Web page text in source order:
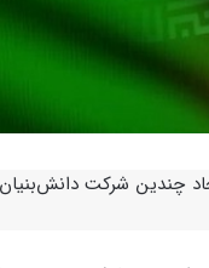
چندین شرکت